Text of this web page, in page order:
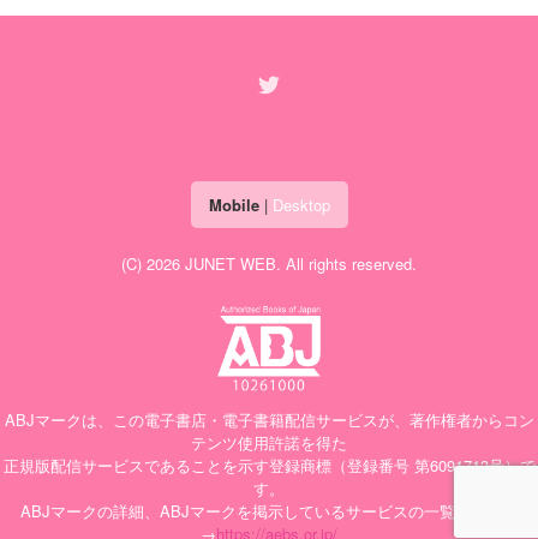
Mobile| Desktop
(C) 2026 JUNET WEB. All rights reserved.
ABJマークは、この電子書店・電子書籍配信サービスが、著作権者からコン
テンツ使用許諾を得た
正規版配信サービスであることを示す登録商標（登録番号 第6091713号）で
す。
ABJマークの詳細、ABJマークを掲示しているサービスの一覧はこちら
→https://aebs.or.jp/